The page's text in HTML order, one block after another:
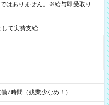
はありません。※給与即受取りサ
て実費支給
7時間（残業少なめ！）